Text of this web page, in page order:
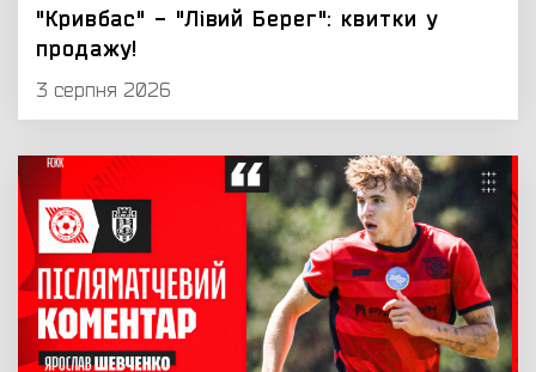
"Кривбас" - "Лівий Берег": квитки у
продажу!
3 серпня 2026